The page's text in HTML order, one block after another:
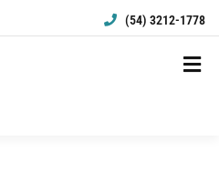
(54) 3212-1778